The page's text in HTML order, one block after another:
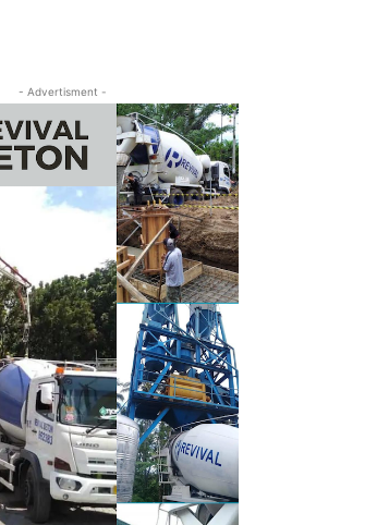
- Advertisment -